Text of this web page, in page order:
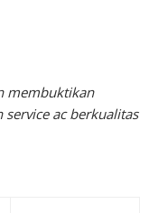
membuktikan
ac berkualitas